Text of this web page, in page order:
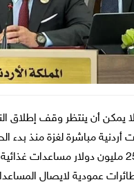
يمكن أن ينتظر وقف إطلاق
عمودية لايصال